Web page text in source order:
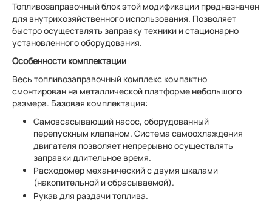
Топливозаправочный блок этой модификации предназначен
для внутрихозяйственного использования. Позволяет
быстро осуществлять заправку техники и стационарно
установленного оборудования.
Особенности комплектации
Весь топливозаправочный комплекс компактно
смонтирован на металлической платформе небольшого
размера. Базовая комплектация:
Самовсасывающий насос, оборудованный
перепускным клапаном. Система самоохлаждения
двигателя позволяет непрерывно осуществлять
заправки длительное время.
Расходомер механический с двумя шкалами
(накопительной и сбрасываемой).
Рукав для раздачи топлива.